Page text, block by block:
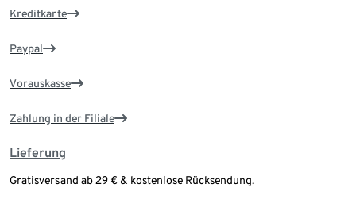
Kreditkarte
Paypal
Vorauskasse
Zahlung in der Filiale
Lieferung
Gratisversand ab 29 € & kostenlose Rücksendung.